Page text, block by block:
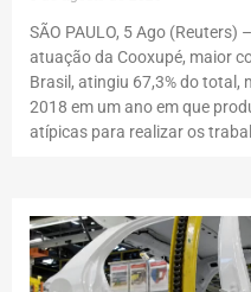
SÃO PAULO, 5 Ago (Reuters)
atuação da Cooxupé, maior
Brasil, atingiu 67,3% do total,
2018 em um ano em que
atípicas para realizar os